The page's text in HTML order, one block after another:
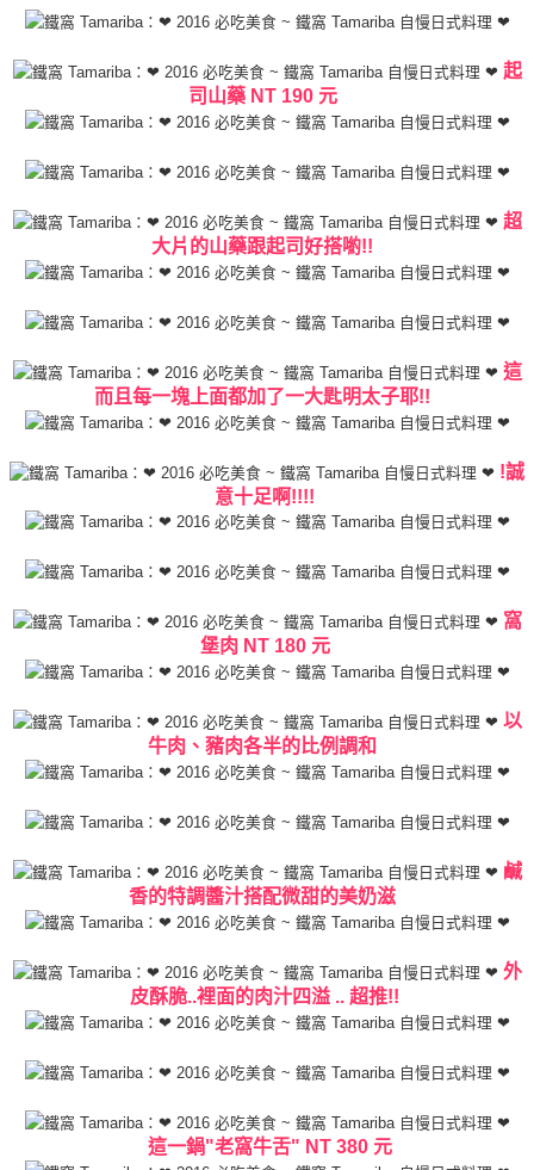
起
司山藥 NT 190 元
超
大片的山藥跟起司好搭喲!!
這
而且每一塊上面都加了一大匙明太子耶!!
!誠
意十足啊!!!!
窩
堡肉 NT 180 元
以
牛肉、豬肉各半的比例調和
鹹
香的特調醬汁搭配微甜的美奶滋
外
皮酥脆..裡面的肉汁四溢 .. 超推!!
這一鍋"老窩牛舌" NT 380 元